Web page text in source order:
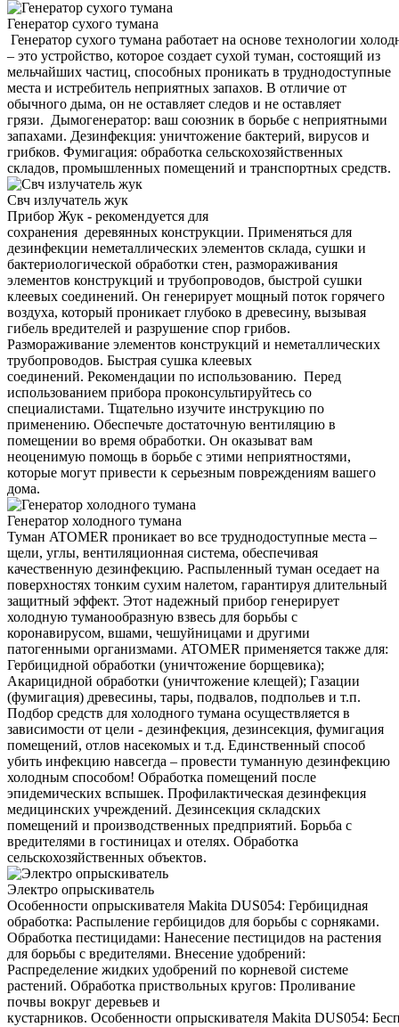
Генератор сухого тумана
Генератор сухого тумана работает на основе технологии
– это устройство, которое создает сухой туман, состоящий из
мельчайших частиц, способных проникать в труднодоступные
места и истребитель неприятных запахов. В отличие от
обычного дыма, он не оставляет следов и не оставляет
грязи. Дымогенератор: ваш союзник в борьбе с неприятными
запахами. Дезинфекция: уничтожение бактерий, вирусов и
грибков. Фумигация: обработка сельскохозяйственных
складов, промышленных помещений и транспортных средств.
Свч излучатель жук
Прибор Жук - рекомендуется для
сохранения деревянных конструкции. Применяться для
дезинфекции неметаллических элементов склада, сушки и
бактериологической обработки стен, размораживания
элементов конструкций и трубопроводов, быстрой сушки
клеевых соединений. Он генерирует мощный поток горячего
воздуха, который проникает глубоко в древесину, вызывая
гибель вредителей и разрушение спор грибов.
Размораживание элементов конструкций и неметаллических
трубопроводов. Быстрая сушка клеевых
соединений. Рекомендации по использованию. Перед
использованием прибора проконсультируйтесь со
специалистами. Тщательно изучите инструкцию по
применению. Обеспечьте достаточную вентиляцию в
помещении во время обработки. Он оказыват вам
неоценимую помощь в борьбе с этими неприятностями,
которые могут привести к серьезным повреждениям вашего
дома.
Генератор холодного тумана
Туман ATOMER проникает во все труднодоступные места –
щели, углы, вентиляционная система, обеспечивая
качественную дезинфекцию. Распыленный туман оседает на
поверхностях тонким сухим налетом, гарантируя длительный
защитный эффект. Этот надежный прибор генерирует
холодную туманообразную взвесь для борьбы с
коронавирусом, вшами, чешуйницами и другими
патогенными организмами. ATOMER применяется также для:
Гербицидной обработки (уничтожение борщевика);
Акарицидной обработки (уничтожение клещей); Газации
(фумигация) древесины, тары, подвалов, подпольев и т.п.
Подбор средств для холодного тумана осуществляется в
зависимости от цели - дезинфекция, дезинсекция, фумигация
помещений, отлов насекомых и т.д. Единственный способ
убить инфекцию навсегда – провести туманную дезинфекцию
холодным способом! Обработка помещений после
эпидемических вспышек. Профилактическая дезинфекция
медицинских учреждений. Дезинсекция складских
помещений и производственных предприятий. Борьба с
вредителями в гостиницах и отелях. Обработка
сельскохозяйственных объектов.
Электро опрыскиватель
Особенности опрыскивателя Makita DUS054: Гербицидная
обработка: Распыление гербицидов для борьбы с сорняками.
Обработка пестицидами: Нанесение пестицидов на растения
для борьбы с вредителями. Внесение удобрений:
Распределение жидких удобрений по корневой системе
растений. Обработка приствольных кругов: Проливание
почвы вокруг деревьев и
кустарников. Особенности опрыскивателя Makita DUS054: